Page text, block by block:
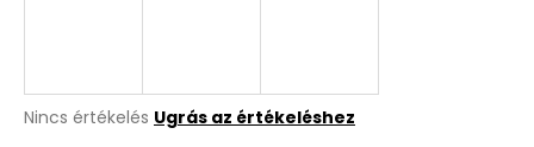
A
Nincs értékelés Ugrás az értékeléshez